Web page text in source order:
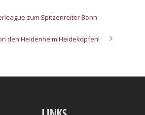
zum Spitzenreiter Bonn
den Heidenheim Heideköpfen!